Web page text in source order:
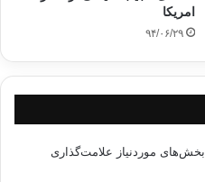
امریکا
۹۴/۰۶/۲۹
بخش‌های موردنیاز علامت‌گذاری